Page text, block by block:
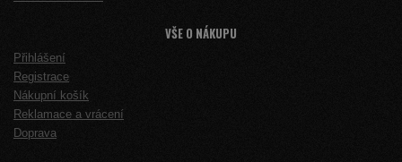
VŠE O NÁKUPU
Přihlášení
Registrace
Nákupní košík
Reklamace a vrácení
Doprava